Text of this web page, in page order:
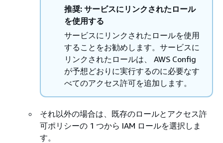
推奨: サービスにリンクされたロール
を使用する
サービスにリンクされたロールを使用
することをお勧めします。サービスに
リンクされたロールは、 AWS Config
が予想どおりに実行するのに必要なす
べてのアクセス許可を追加します。
それ以外の場合は、既存のロールとアクセス許
可ポリシーの 1 つから IAM ロールを選択しま
す。